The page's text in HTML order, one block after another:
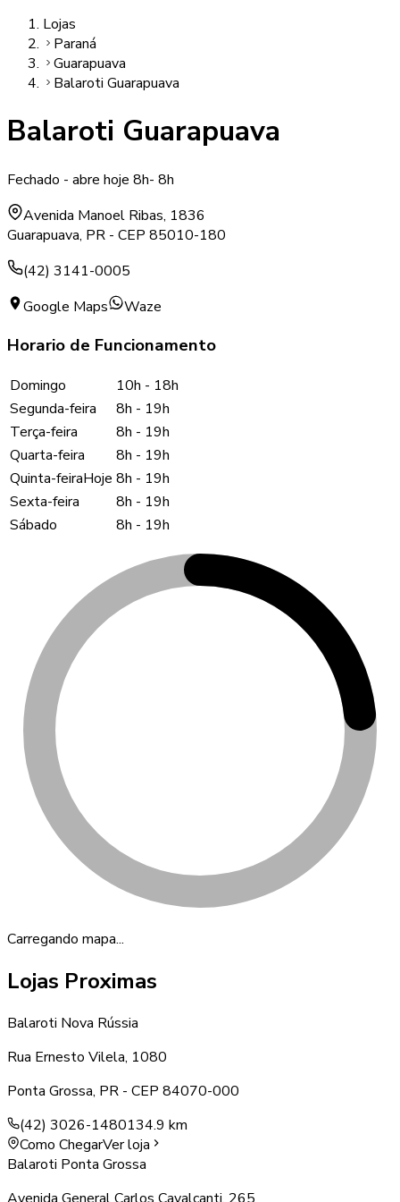
Lojas
Paraná
Guarapuava
Balaroti Guarapuava
Balaroti Guarapuava
Fechado - abre hoje 8h- 8h
Avenida Manoel Ribas, 1836
Guarapuava, PR - CEP 85010-180
(42) 3141-0005
Google Maps
Waze
Horario de Funcionamento
Domingo 10h - 18h
Segunda-feira
8h - 19h
Terça-feira
8h - 19h
Quarta-feira
8h - 19h
Quinta-feiraHoje 8h - 19h
Sexta-feira
8h - 19h
Sábado
8h - 19h
Carregando mapa...
Lojas Proximas
Balaroti Nova Rússia
Rua Ernesto Vilela, 1080
Ponta Grossa, PR - CEP 84070-000
(42) 3026-1480134.9 km
Como ChegarVer loja
Balaroti Ponta Grossa